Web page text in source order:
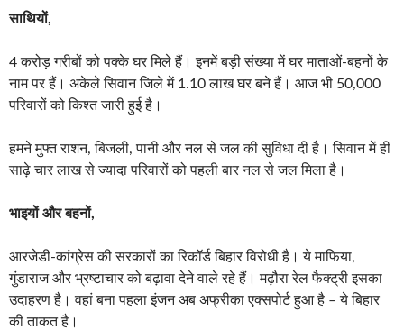
साथियों,
4 करोड़ गरीबों को पक्के घर मिले हैं। इनमें बड़ी संख्या में घर माताओं-बहनों के
नाम पर हैं। अकेले सिवान जिले में 1.10 लाख घर बने हैं। आज भी 50,000
परिवारों को किश्त जारी हुई है।
हमने मुफ्त राशन, बिजली, पानी और नल से जल की सुविधा दी है। सिवान में ही
साढ़े चार लाख से ज्यादा परिवारों को पहली बार नल से जल मिला है।
भाइयों और बहनों,
आरजेडी-कांग्रेस की सरकारों का रिकॉर्ड बिहार विरोधी है। ये माफिया,
गुंडाराज और भ्रष्टाचार को बढ़ावा देने वाले रहे हैं। मढ़ौरा रेल फैक्ट्री इसका
उदाहरण है। वहां बना पहला इंजन अब अफ्रीका एक्सपोर्ट हुआ है – ये बिहार
की ताकत है।